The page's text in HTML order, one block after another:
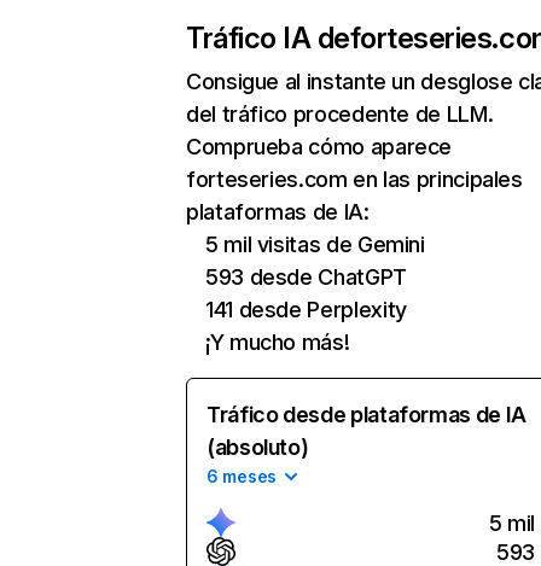
Tráfico IA de
Consigue al instante un desglose
del tráfico procedente de LLM.
Comprueba cómo aparece
forteseries.com en las principales
plataformas de IA:
5 mil visitas de Gemini
593 desde ChatGPT
141 desde Perplexity
¡Y mucho más!
Tráfico desde plataformas de IA
(absoluto)
6 meses
5 mil
593